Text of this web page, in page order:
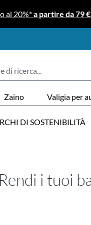
al 20%*a partire da 79 €
Zaino Valigia per
DI SOSTENIBILITÀ
Rendi i tuoi